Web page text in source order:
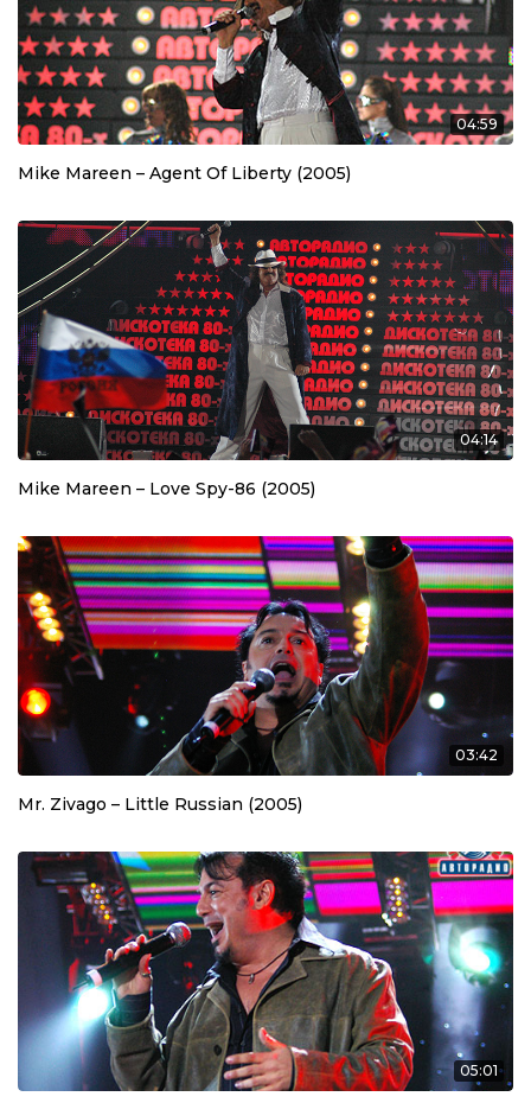
04:59
Mike Mareen – Agent Of Liberty (2005)
04:14
Mike Mareen – Love Spy-86 (2005)
03:42
Mr. Zivago – Little Russian (2005)
05:01